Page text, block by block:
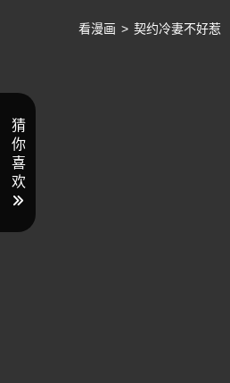
看漫画 > 契约冷妻不好惹
猜
你
喜
欢